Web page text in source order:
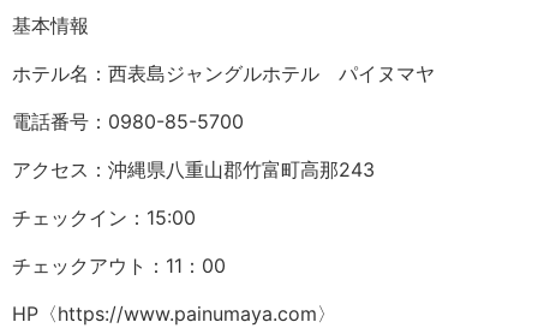
基本情報
ホテル名：西表島ジャングルホテル パイヌマヤ
電話番号：0980-85-5700
アクセス：沖縄県八重山郡竹富町高那243
チェックイン：15:00
チェックアウト：11：00
HP 〈https://www.painumaya.com〉